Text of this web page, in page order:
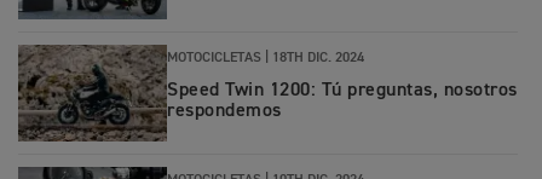
MOTOCICLETAS | 18TH DIC. 2024
Speed Twin 1200: Tú preguntas, nosotros
respondemos